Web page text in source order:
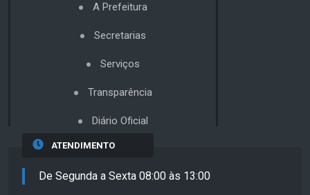
A Prefeitura
Secretarias
Serviços
Transparência
Diário Oficial
ATENDIMENTO
De Segunda a Sexta 08:00 às 13:00